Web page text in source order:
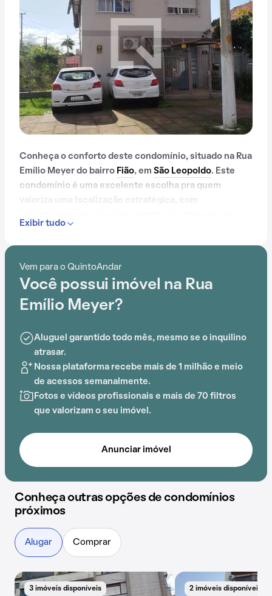
Conheça o conforto deste condomínio, situado na Rua
Emílio Meyer do bairro Fião, em São Leopoldo. Este
condomínio é uma excelente escolha pra quem
Educação Infantil, Byte Sul Centro de Educação
Escola Superior de Teología (EST).
Exibir tudo
Vem para o QuintoAndar
Você possui imóvel na Rua
Emílio Meyer?
Aluguel garantido todo mês, mesmo se o inquilino
atrasar.
Nossa plataforma recebe mais de 1 milhão e meio
de acessos semanalmente.
Fotos e vídeos profissionais e mais de 70 filtros
que valorizam o seu imóvel.
Anunciar imóvel
Conheça outras opções de condomínios
próximos
Alugar Comprar
3 imóveis disponíveis 2 imóveis disponíveis